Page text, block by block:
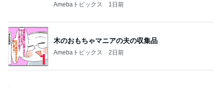
Amebaトピックス 1日前
木のおもちゃマニアの夫の収集品
Amebaトピックス 2日前